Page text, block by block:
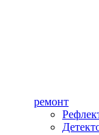
ремонт